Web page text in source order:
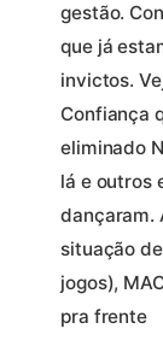
gestão.
que já
invictos.
Confiança
eliminado
lá e outros
dançaram.
situação
jogos),
pra frente